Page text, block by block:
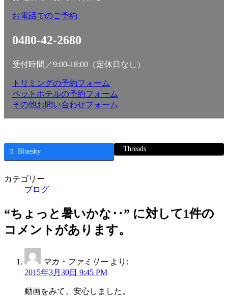
お電話でのご予約
0480-42-2680
受付時間／9:00-18:00（定休日なし）
トリミングの予約フォーム
ペットホテルの予約フォーム
その他お問い合わせフォーム
Bluesky Threads
カテゴリー
ブログ
“ちょっと暑いかな‥” に対して1件の
コメントがあります。
マカ・ファミリー より:
2015年3月30日 9:45 PM
動画をみて、安心しました。